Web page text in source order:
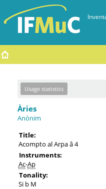
Usage statistics
Àries
Anònim
Title:
Acompto al Arpa â 4
Instruments:
Ac-Ap
Tonality:
Si b M